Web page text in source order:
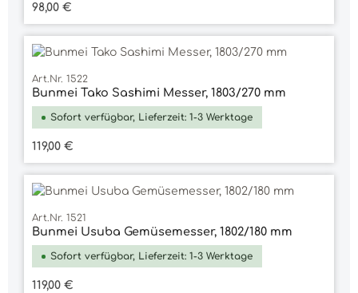
Regulärer Preis:
98,00 €
Art.Nr. 1522
Bunmei Tako Sashimi Messer, 1803/270 mm
Sofort verfügbar, Lieferzeit: 1-3 Werktage
Regulärer Preis:
119,00 €
Art.Nr. 1521
Bunmei Usuba Gemüsemesser, 1802/180 mm
Sofort verfügbar, Lieferzeit: 1-3 Werktage
Regulärer Preis:
119,00 €